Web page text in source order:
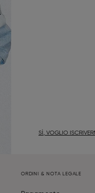
SÌ, VOGLIO
ORDINI & NOTA LEGALE